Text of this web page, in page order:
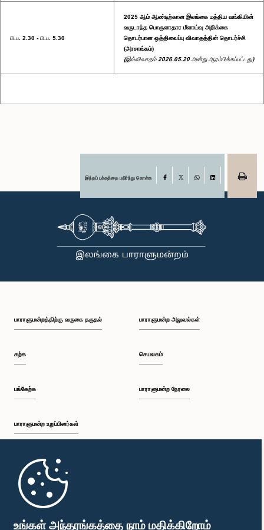
உங்கள் அந்தரங்கத்தை நாம் மதிக்கிறோம்
பி.ப. 2.30 - பி.ப. 5.30
2025 ஆம் ஆண்டிற்கான இலங்கை மத்திய வங்கியின்
வருடாந்த பொருளாதார மீளாய்வு அறிக்கை
தொடர்பான ஒத்திவைப்பு விவாதத்தின் தொடர்ச்சி
(அரசாங்கம்)
(இவ்விவாதம் 2026.05.20 அன்று ஆரம்பிக்கப்பட்டது)
இந்தப் பக்கத்தை பகிர்ந்து கொள்க Facebook
பாராளுமன்றத்திற்கு வருகை தருதல்
கற்க
பங்கேற்க
பாராளுமன்ற உறுப்பினர்கள்
முதற்பக்கம்
பாராளுமன்ற அலுவல்கள்
செயலகம்
பாராளுமன்ற நேரலை
பாராளுமன்ற கையடக்க செயலி